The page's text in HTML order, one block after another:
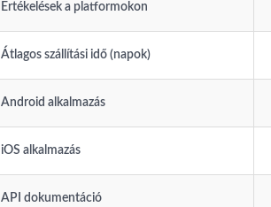
Értékelések a platformokon
Átlagos szállítási idő (napok)
Android alkalmazás
iOS alkalmazás
API dokumentáció